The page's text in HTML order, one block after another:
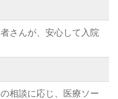
さんが、安心して入院
相談に応じ、医療ソー